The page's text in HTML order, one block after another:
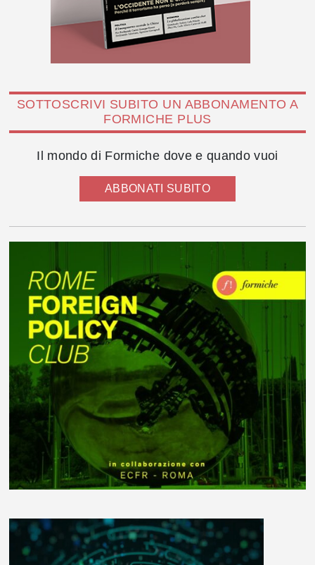
SOTTOSCRIVI SUBITO UN ABBONAMENTO A
FORMICHE PLUS
Il mondo di Formiche dove e quando vuoi
ABBONATI SUBITO